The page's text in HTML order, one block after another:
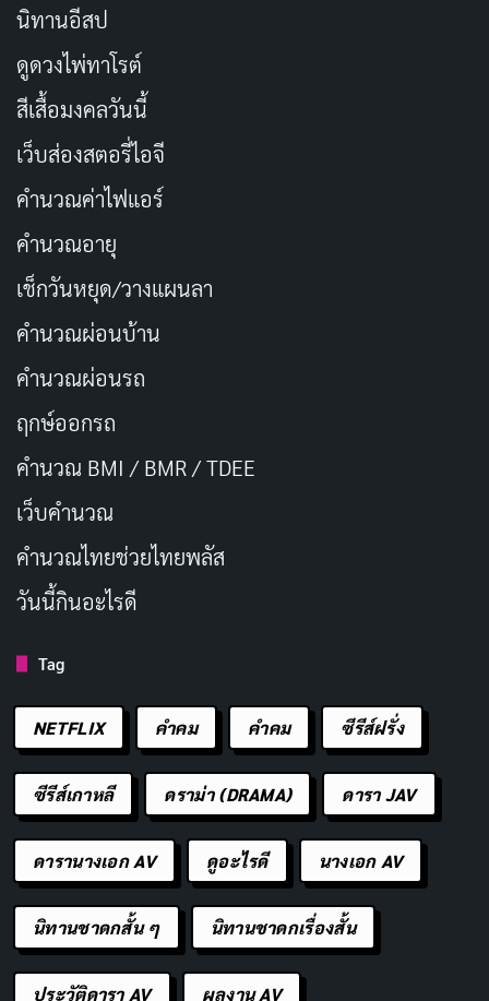
อีกคนที่ช่วยให้ซีรีส์ดูมีชีวิตชีวาขึ้นคือ อาเลฮานดรา เฟล็
คนาร์ ในบทไอรีน เธอรับบทเป็นหุ่นเชิดที่ทั้งแสบและ
ควบคุมทุกอย่างได้อย่างสนุก ทำให้เรารู้สึกว่าเธอคือแสง
สว่างในความมืดของเรื่องนี้ การแสดงของเธอทำให้เรายิ้ม
มุมปากได้บ้าง แต่ก็ไม่เพียงพอที่จะยกทั้งเรื่องที่เต็มไปด้วย
ความน่าเบื่อ เหมือนมีดอกไม้สวยงามโผล่ขึ้นมากลางทะเล
ส่วนนักแสดงหลักอย่าง Gustavo Bassani และ Francesca
Varela แสดงได้โอเค แต่ขาดเคมีที่ทำให้เราอินกับความ
สัมพันธ์ของพวกเขา มันเหมือนเพื่อนร่วมงานที่คุยกันเฉยๆ
ไม่ใช่คู่รักในดราม่าเข้มข้น เราเลยรู้สึกว่าการแสดงทั้งหมด
มันแค่ “อยู่ตรงนั้น” ไม่ได้กระตุ้นอารมณ์อะไรจริงจัง
ซีรีส์ Netflix
อย่าง Maledictions ถูกสาปให้ตกอยู่ในคำสาป
ของความจืดชืด มันไม่มีความสุข ความพอใจ หรือแม้แต่
ความโกรธที่จะทำให้เรารู้สึกอะไร ทุกอย่างดำเนินไปอย่าง
ไร้รสชาติไร้ความแสบสันต์ เราดูแล้วก็แค่รู้สึกว่า มันเป็นซีรีส์
ที่เราดูเพราะต้องดู ไม่ใช่เพราะอยากดู เหมือนไปงานเลี้ยง
ที่ไม่มีเพลง ไม่มีอาหารอร่อย แค่ยืนคุยกันเฉยๆ
นิทานอีสป
ดูดวงไพ่ทาโรต์
สีเสื้อมงคลวันนี้
เว็บส่องสตอรี่ไอจี
คำนวณค่าไฟแอร์
คำนวณอายุ
เช็กวันหยุด/วางแผนลา
คำนวณผ่อนบ้าน
คำนวณผ่อนรถ
ฤกษ์ออกรถ
คำนวณ BMI / BMR / TDEE
เว็บคํานวณ
คํานวณไทยช่วยไทยพลัส
วันนี้กินอะไรดี
Tag
NETFLIX คำคม คําคม ซีรีส์ฝรั่ง
ซีรีส์เกาหลี ดราม่า (DRAMA) ดารา JAV
ดารานางเอก AV ดูอะไรดี นางเอก AV
นิทานชาดกสั้น ๆ นิทานชาดกเรื่องสั้น
ประวัติดารา AV ผลงาน AV